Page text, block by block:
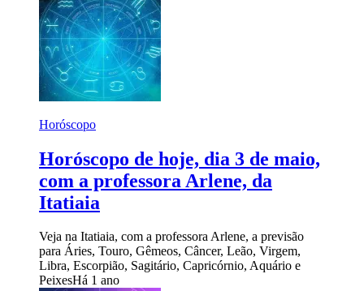
Horóscopo
Horóscopo de hoje, dia 3 de maio,
com a professora Arlene, da
Itatiaia
Veja na Itatiaia, com a professora Arlene, a previsão
para Áries, Touro, Gêmeos, Câncer, Leão, Virgem,
Libra, Escorpião, Sagitário, Capricórnio, Aquário e
PeixesHá 1 ano